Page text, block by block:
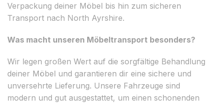
Verpackung deiner Möbel bis hin zum sicheren
Transport nach North Ayrshire.
Was macht unseren Möbeltransport besonders?
Wir legen großen Wert auf die sorgfältige Behandlung
deiner Möbel und garantieren dir eine sichere und
unversehrte Lieferung. Unsere Fahrzeuge sind
modern und gut ausgestattet, um einen schonenden